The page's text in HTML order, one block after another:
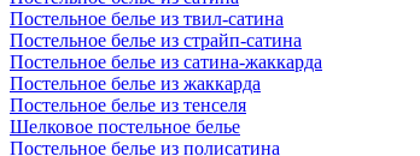
Постельное белье из твил-сатина
Постельное белье из страйп-сатина
Постельное белье из сатина-жаккарда
Постельное белье из жаккарда
Постельное белье из тенселя
Шелковое постельное белье
Постельное белье из полисатина